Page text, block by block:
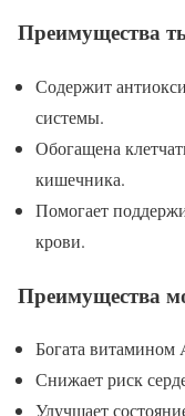
Преимущества
Содержит
системы.
Обогащена
кишечника.
Помогает
крови.
Преимущества
Богата
Снижает риск
Улучшает